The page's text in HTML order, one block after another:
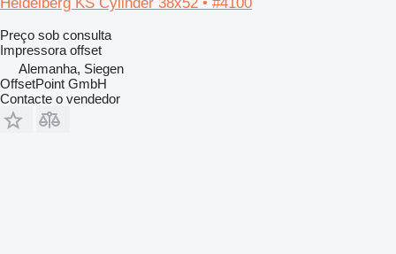
Preço sob consulta
Impressora offset
Alemanha, Siegen
OffsetPoint GmbH
Contacte o vendedor